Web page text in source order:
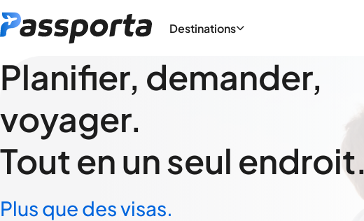
Destinations
Planifier, demander,
voyager.
Tout en un seul endroit.
Plus que des visas.